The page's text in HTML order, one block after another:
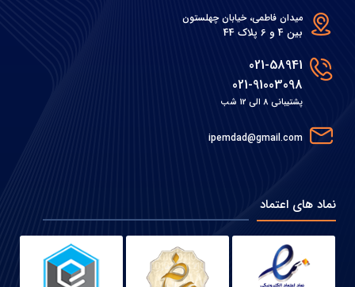
میدان فاطمی، خیابان چهلستون
بین 4 و 6 پلاک 44
021-58941
021-91003098
پشتیبانی 8 الی 12 شب
ipemdad@gmail.com
نماد های اعتماد